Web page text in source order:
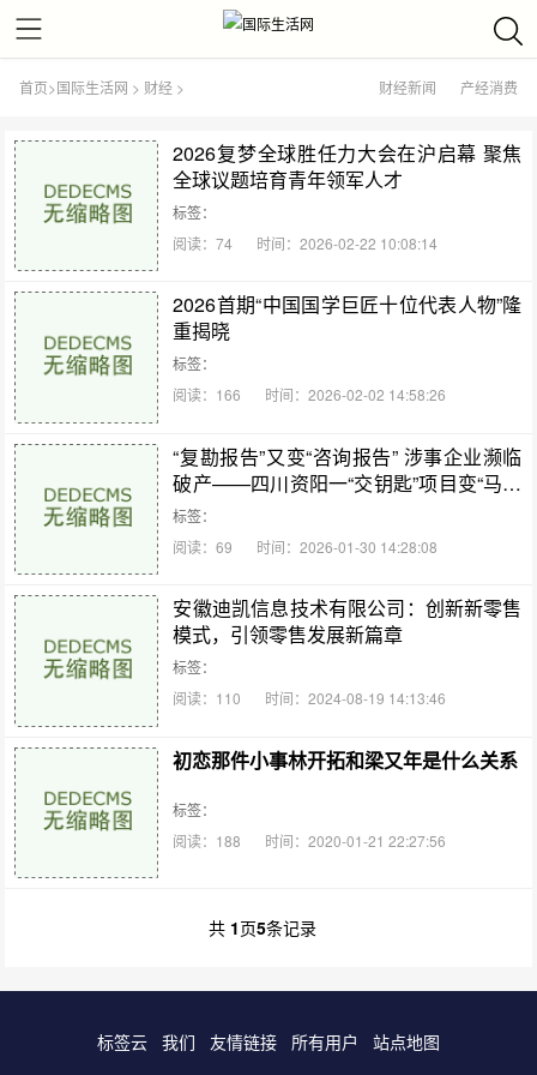
首页>国际生活网 > 财经 > 财经新闻 产经消费
2026复梦全球胜任力大会在沪启幕 聚焦
全球议题培育青年领军人才
标签：
阅读：74
时间：2026-02-22 10:08:14
2026首期“中国国学巨匠十位代表人物”隆
重揭晓
标签：
阅读：166
时间：2026-02-02 14:58:26
“复勘报告”又变“咨询报告” 涉事企业濒临
破产——四川资阳一“交钥匙”项目变“马拉
松”工程追踪调查
标签：
阅读：69
时间：2026-01-30 14:28:08
安徽迪凯信息技术有限公司：创新新零售
模式，引领零售发展新篇章
标签：
阅读：110
时间：2024-08-19 14:13:46
初恋那件小事林开拓和梁又年是什么关系
标签：
阅读：188
时间：2020-01-21 22:27:56
共 1页5条记录
标签云 我们 友情链接 所有用户
站点地图